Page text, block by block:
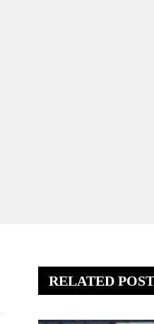
RELATED